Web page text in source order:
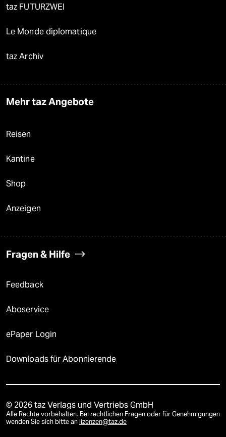
taz FUTURZWEI
Le Monde diplomatique
taz Archiv
Mehr taz Angebote
Reisen
Kantine
Shop
Anzeigen
Fragen & Hilfe
Feedback
Aboservice
ePaper Login
Downloads für Abonnierende
© 2026 taz Verlags und Vertriebs GmbH
Alle Rechte vorbehalten. Bei rechtlichen Fragen oder für Genehmigungen
wenden Sie sich bitte an lizenzen@taz.de